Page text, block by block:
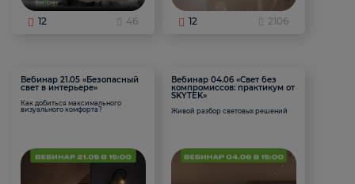
12 46 12 2106
Вебинар 21.05 «Безопасный
свет в интерьере»
Как добиться максимального
визуального комфорта?
Вебинар 04.06 «Свет без
компромиссов: практикум от
SKYTEK»
Живой разбор световых решений